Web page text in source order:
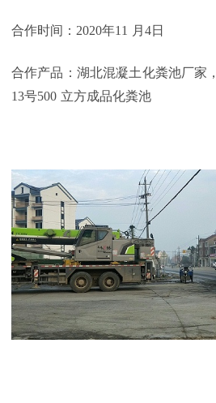
合作时间： 2020年11 月 4日
合作产品：湖北混凝土化粪池厂家
13号500 立方成品化粪池